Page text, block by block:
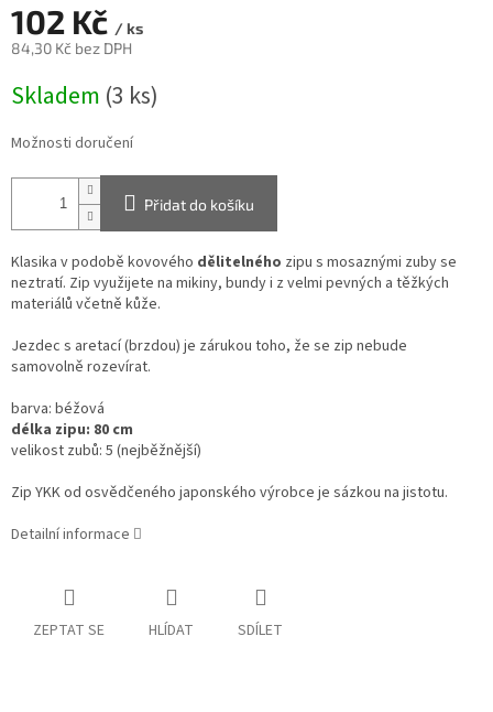
102 Kč / ks
84,30 Kč bez DPH
cena:
Skladem (3 ks)
Možnosti doručení
Přidat do košíku
Klasika v podobě kovového dělitelného zipu s mosaznými zuby se
neztratí. Zip využijete na mikiny, bundy i z velmi pevných a těžkých
materiálů včetně kůže.
Jezdec s aretací (brzdou) je zárukou toho, že se zip nebude
samovolně rozevírat.
barva: béžová
délka zipu: 80 cm
velikost zubů: 5 (nejběžnější)
Zip YKK od osvědčeného japonského výrobce je sázkou na jistotu.
Detailní informace
ZEPTAT SE HLÍDAT SDÍLET